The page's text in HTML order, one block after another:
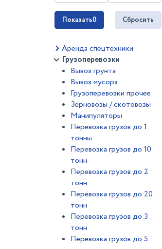
Показать0 Сбросить
Аренда спецтехники
Грузоперевозки
Вывоз грунта
Вывоз мусора
Грузоперевозки прочее
Зерновозы / скотовозы
Манипуляторы
Перевозка грузов до 1
тонны
Перевозка грузов до 10
тонн
Перевозка грузов до 2
тонн
Перевозка грузов до 20
тонн
Перевозка грузов до 3
тонн
Перевозка грузов до 5